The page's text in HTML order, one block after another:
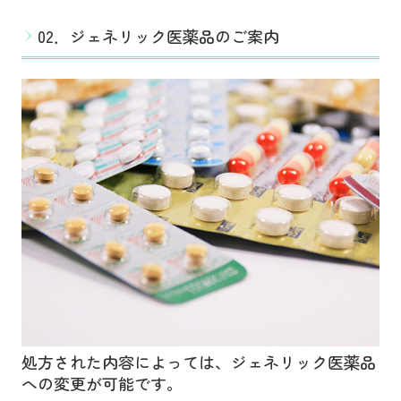
02．ジェネリック医薬品のご案内
処方された内容によっては、ジェネリック医薬品
への変更が可能です。